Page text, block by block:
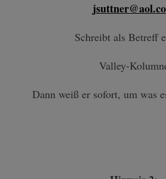
Schreibt als Betreff
Valley-
Dann weiß er sofort, um was